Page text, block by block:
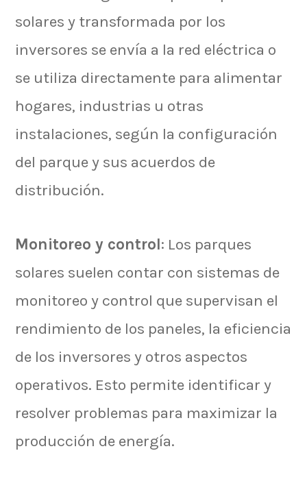
solares y transformada por los
inversores se envía a la red eléctrica o
se utiliza directamente para alimentar
hogares, industrias u otras
instalaciones, según la configuración
del parque y sus acuerdos de
distribución.
Monitoreo y control: Los parques
solares suelen contar con sistemas de
monitoreo y control que supervisan el
rendimiento de los paneles, la eficiencia
de los inversores y otros aspectos
operativos. Esto permite identificar y
resolver problemas para maximizar la
producción de energía.